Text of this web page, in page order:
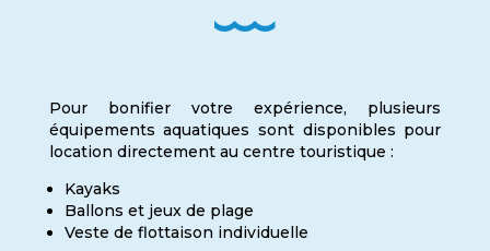
Pour bonifier votre expérience, plusieurs
équipements aquatiques sont disponibles pour
location directement au centre touristique :
Kayaks
Ballons et jeux de plage
Veste de flottaison individuelle